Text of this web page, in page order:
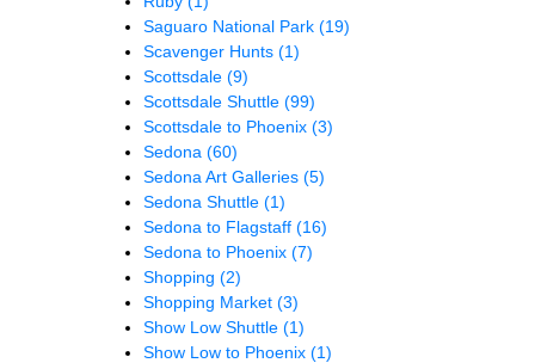
Saguaro National Park (19)
Scavenger Hunts (1)
Scottsdale (9)
Scottsdale Shuttle (99)
Scottsdale to Phoenix (3)
Sedona (60)
Sedona Art Galleries (5)
Sedona Shuttle (1)
Sedona to Flagstaff (16)
Sedona to Phoenix (7)
Shopping (2)
Shopping Market (3)
Show Low Shuttle (1)
Show Low to Phoenix (1)